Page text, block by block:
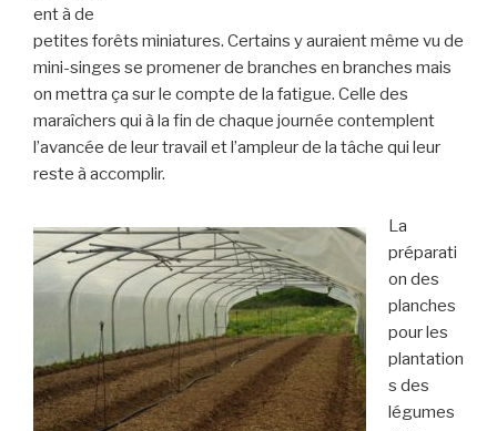
ent à de
petites forêts miniatures. Certains y auraient même vu de
mini-singes se promener de branches en branches mais
on mettra ça sur le compte de la fatigue. Celle des
maraîchers qui à la fin de chaque journée contemplent
l’avancée de leur travail et l’ampleur de la tâche qui leur
reste à accomplir.
La
préparati
on des
planches
pour les
plantation
s des
légumes